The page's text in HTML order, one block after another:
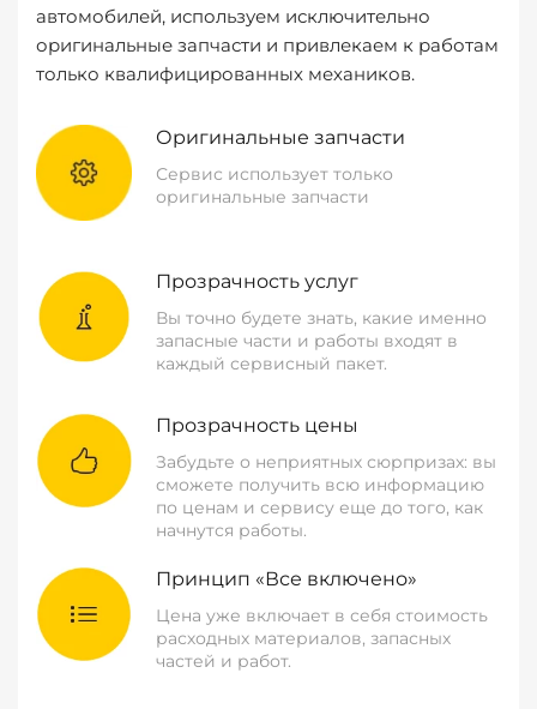
автомобилей, используем исключительно
оригинальные запчасти и привлекаем к работам
только квалифицированных механиков.
Оригинальные запчасти
Сервис использует только
оригинальные запчасти
Прозрачность услуг
Вы точно будете знать, какие именно
запасные части и работы входят в
каждый сервисный пакет.
Прозрачность цены
Забудьте о неприятных сюрпризах: вы
сможете получить всю информацию
по ценам и сервису еще до того, как
начнутся работы.
Принцип «Все включено»
Цена уже включает в себя стоимость
расходных материалов, запасных
частей и работ.